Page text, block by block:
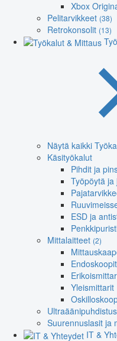
Xbox
Pelitarvikkeet (38)
Retrokonsolit (13)
Näytä kaikki
Käsityökalut
Pihdit ja
Työpöytä ja
ESD ja
Mittalaitteet (2)
Yleismittarit
Ultraäänipuhdistus
Suurennuslasit ja
IT &